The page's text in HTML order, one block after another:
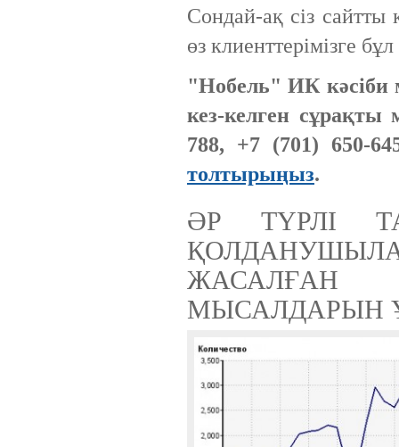
Сондай-ақ сіз сайтты
өз клиенттерімізге
"Нобель" ИК кәсіби
кез-келген
788, +7 (701) 650-
толтырыңыз.
ӘР ТҮРЛІ
ЖАСАЛҒАН
МЫСАЛДАРЫН